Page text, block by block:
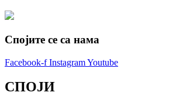
Спојите се са нама
Facebook-f InstagramYoutube
СПОЈИ